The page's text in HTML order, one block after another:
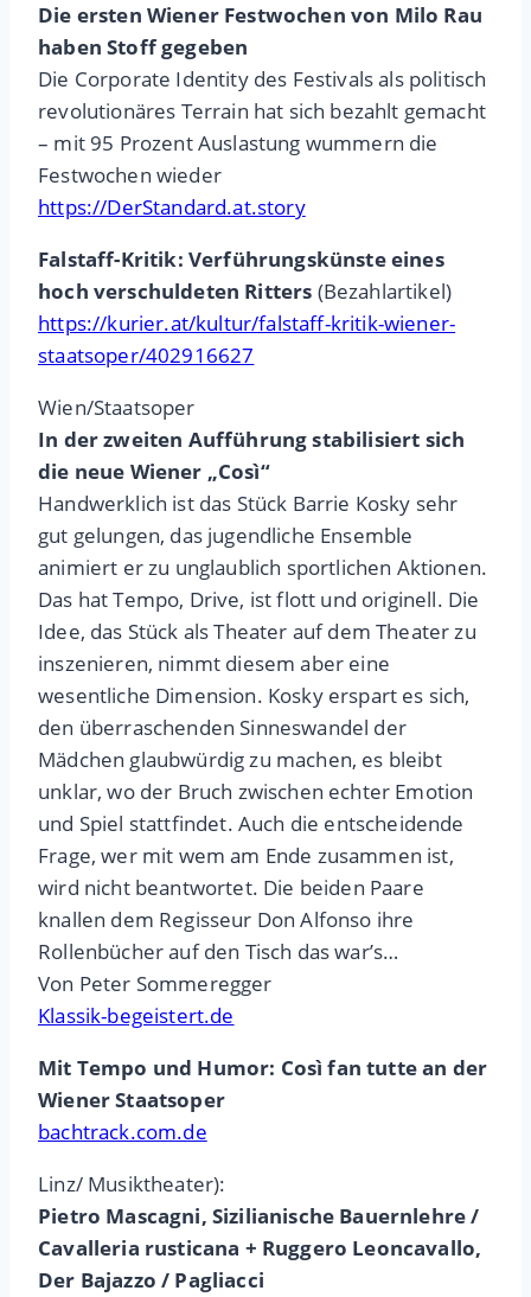
Die ersten Wiener Festwochen von Milo Rau
haben Stoff gegeben
Die Corporate Identity des Festivals als politisch
revolutionäres Terrain hat sich bezahlt gemacht
– mit 95 Prozent Auslastung wummern die
Festwochen wieder
https://DerStandard.at.story
Falstaff-Kritik: Verführungskünste eines
hoch verschuldeten Ritters (Bezahlartikel)
https://kurier.at/kultur/falstaff-kritik-wiener-
staatsoper/402916627
Wien/Staatsoper
In der zweiten Aufführung stabilisiert sich
die neue Wiener „Così“
Handwerklich ist das Stück Barrie Kosky sehr
gut gelungen, das jugendliche Ensemble
animiert er zu unglaublich sportlichen Aktionen.
Das hat Tempo, Drive, ist flott und originell. Die
Idee, das Stück als Theater auf dem Theater zu
inszenieren, nimmt diesem aber eine
wesentliche Dimension. Kosky erspart es sich,
den überraschenden Sinneswandel der
Mädchen glaubwürdig zu machen, es bleibt
unklar, wo der Bruch zwischen echter Emotion
und Spiel stattfindet. Auch die entscheidende
Frage, wer mit wem am Ende zusammen ist,
wird nicht beantwortet. Die beiden Paare
knallen dem Regisseur Don Alfonso ihre
Rollenbücher auf den Tisch das war’s…
Von Peter Sommeregger
Klassik-begeistert.de
Mit Tempo und Humor: Così fan tutte an der
Wiener Staatsoper
bachtrack.com.de
Linz/ Musiktheater):
Pietro Mascagni, Sizilianische Bauernlehre /
Cavalleria rusticana + Ruggero Leoncavallo,
Der Bajazzo / Pagliacci